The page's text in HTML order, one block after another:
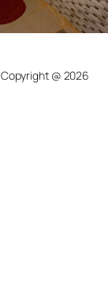
Copyright @ 2026